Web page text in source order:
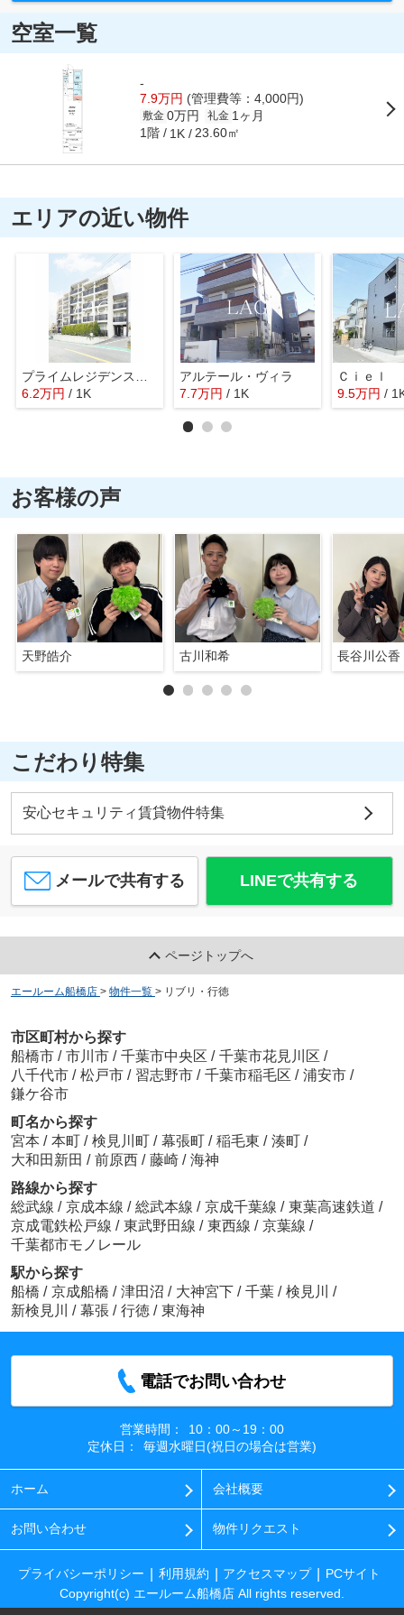
空室一覧
-
7.9万円 (管理費等：4,000円)
敷金 0万円 礼金 1ヶ月
1階 1K 23.60㎡
エリアの近い物件
6.2万円 / 1K
アルテール・ヴィラ
7.7万円 / 1K 9.5万円 /
お客様の声
天野皓介 古川和希 長谷川公香
こだわり特集
安心セキュリティ賃貸物件特集
メールで共有する LINEで共有する
ページトップへ
エールーム船橋店 > 物件一覧 > リブリ・行徳
市区町村から探す
船橋市 / 市川市 / 千葉市中央区 / 千葉市花見川区 /
八千代市 / 松戸市 / 習志野市 / 千葉市稲毛区 / 浦安市 /
鎌ケ谷市
町名から探す
宮本 / 本町 / 検見川町 / 幕張町 / 稲毛東 / 湊町 /
大和田新田 / 前原西 / 藤崎 / 海神
路線から探す
総武線 / 京成本線 / 総武本線 / 京成千葉線 / 東葉高速鉄道 /
京成電鉄松戸線 / 東武野田線 / 東西線 / 京葉線 /
千葉都市モノレール
駅から探す
船橋 / 京成船橋 / 津田沼 / 大神宮下 / 千葉 / 検見川
/
新検見川
/ 幕張 / 行徳 / 東海神
電話でお問い合わせ
営業時間：
10：00～19：00
定休日：
毎週水曜日(祝日の場合は営業)
ホーム 会社概要
お問い合わせ 物件リクエスト
プライバシーポリシー 利用規約 アクセスマップ
PCサイト
Copyright(c) エールーム船橋店 All rights reserved.